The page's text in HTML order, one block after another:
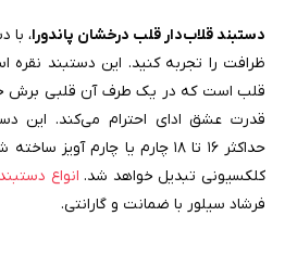
دستبند قلاب‌دار قلب درخشان پاندورا، با
ظرافت را تجربه کنید. این دستبند نقره
قلب است که در یک طرف آن قلبی برش
قدرت عشق ادای احترام می‌کند. این
حداکثر ۱۶ تا ۱۸ چارم یا چارم
کلکسیونی تبدیل خواهد شد. انواع
فرشاد سیلور با ضمانت و گارانتی.